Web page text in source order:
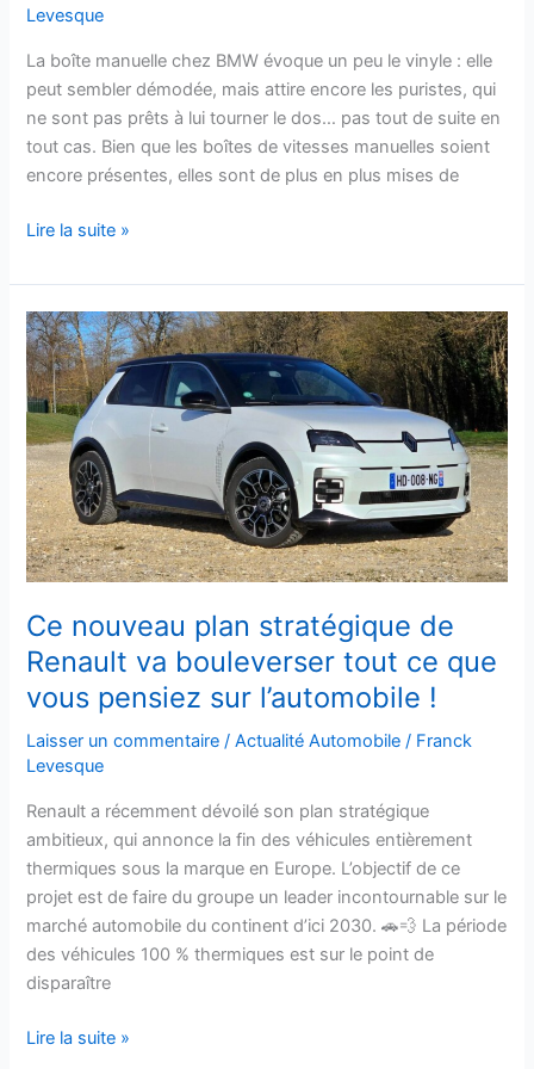
Levesque
La boîte manuelle chez BMW évoque un peu le vinyle : elle
peut sembler démodée, mais attire encore les puristes, qui
ne sont pas prêts à lui tourner le dos… pas tout de suite en
tout cas. Bien que les boîtes de vitesses manuelles soient
encore présentes, elles sont de plus en plus mises de
Lire la suite »
Ce nouveau plan stratégique de
Renault va bouleverser tout ce que
vous pensiez sur l’automobile !
Laisser un commentaire /Actualité Automobile / Franck
Levesque
Renault a récemment dévoilé son plan stratégique
ambitieux, qui annonce la fin des véhicules entièrement
thermiques sous la marque en Europe. L’objectif de ce
projet est de faire du groupe un leader incontournable sur le
marché automobile du continent d’ici 2030. 🚗💨 La période
des véhicules 100 % thermiques est sur le point de
disparaître
Ce
nouveau
plan
stratégique
de
Renault
va
bouleverser
tout
ce
que
vous
pensiez
sur
!
Lire la suite »